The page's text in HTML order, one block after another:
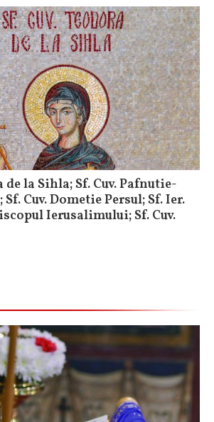
de la Sihla; Sf. Cuv. Pafnutie-
Cuv. Dometie Persul; Sf. Ier.
Ierusalimului; Sf. Cuv.